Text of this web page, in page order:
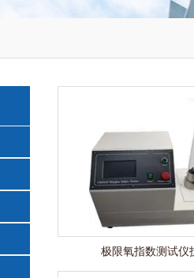
极限氧指数测试仪